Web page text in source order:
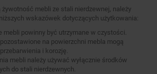
żywotność mebli ze stali nierdzewnej, należy
wskazówek dotyczących użytkowania:
mebli powinny być utrzymane w czystości.
na powierzchni mebla mogą
i korozję.
mebli należy używać wyłącznie środków
do stali nierdzewnych.